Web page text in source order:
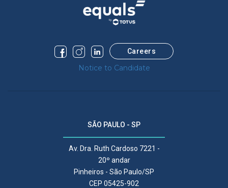
Careers
Notice to Candidate
SÃO PAULO - SP
Av. Dra. Ruth Cardoso 7221 -
20º andar
Pinheiros - São Paulo/SP
CEP 05425-902